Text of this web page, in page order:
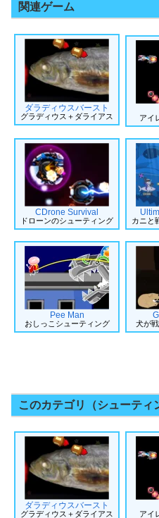
関連ゲーム
ダラディウスバースト
グラディウス＋ダライアス アイ
CDrone Survival
ドローンのシューティング カニと
Pee Man
おしっこシューティング 犬が
このカテゴリ（シューティ
ダラディウスバースト
グラディウス＋ダライアス アイ